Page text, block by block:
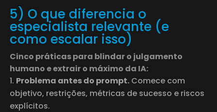
5) O que diferencia o
especialista relevante (e
como escalar isso)
Cinco práticas para blindar o julgamento
humano e extrair o máximo da IA:
Problema antes do prompt. Comece com
objetivo, restrições, métricas de sucesso e riscos
explícitos.